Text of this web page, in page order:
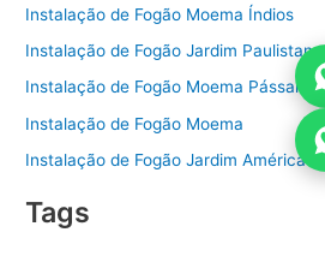
Instalação de Fogão Moema Índios
Instalação de Fogão Jardim Paulistano
Instalação de Fogão Moema Pássaros
Instalação de Fogão Moema
Instalação de Fogão Jardim América
Tags